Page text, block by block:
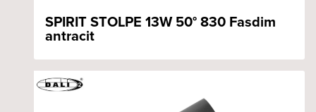
SPIRIT STOLPE 13W 50° 830 Fasdim
antracit